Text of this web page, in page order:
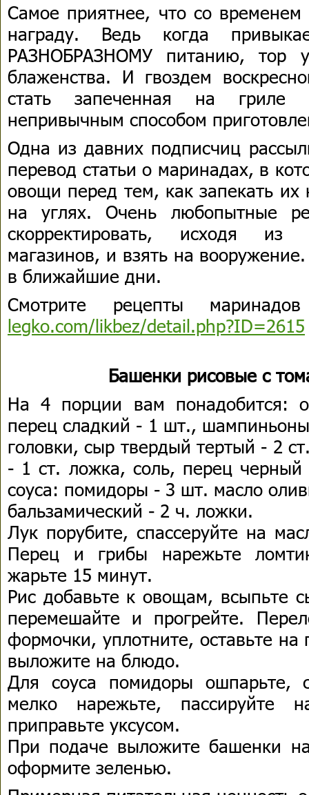
Самое приятнее, что со
награду. Ведь когда
РАЗНОБРАЗНОМУ питанию, тор
блаженства. И гвоздем
стать запеченная на
непривычным способом
Одна из давних подписчиц
перевод статьи о маринадах, в
овощи перед тем, как запекать их
на углях. Очень любопытные
скорректировать, исходя из
магазинов, и взять на
в ближайшие дни.
Смотрите рецепты
legko.com/likbez/detail.php?ID=2615
Башенки рисовые с
На 4 порции вам понадобится:
перец сладкий - 1 шт.,
головки, сыр твердый тертый - 2
- 1 ст. ложка, соль, перец
соуса: помидоры - 3 шт. масло
бальзамический - 2 ч. ложки.
Лук порубите, спассеруйте на
Перец и грибы нарежьте
жарьте 15 минут.
Рис добавьте к овощам, всыпьте
перемешайте и прогрейте.
формочки, уплотните, оставьте на
выложите на блюдо.
Для соуса помидоры ошпарьте,
мелко нарежьте, пассируйте
приправьте уксусом.
При подаче выложите башенки
оформите зеленью.